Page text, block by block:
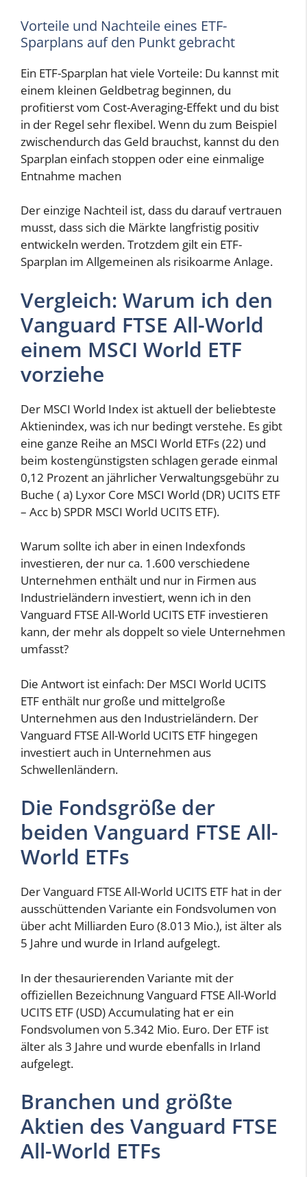
Vorteile und Nachteile eines ETF-
Sparplans auf den Punkt gebracht
Ein ETF-Sparplan hat viele Vorteile: Du kannst mit
einem kleinen Geldbetrag beginnen, du
profitierst vom Cost-Averaging-Effekt und du bist
in der Regel sehr flexibel. Wenn du zum Beispiel
zwischendurch das Geld brauchst, kannst du den
Sparplan einfach stoppen oder eine einmalige
Entnahme machen
Der einzige Nachteil ist, dass du darauf vertrauen
musst, dass sich die Märkte langfristig positiv
entwickeln werden. Trotzdem gilt ein ETF-
Sparplan im Allgemeinen als risikoarme Anlage.
Vergleich: Warum ich den
Vanguard FTSE All-World
einem MSCI World ETF
vorziehe
Der MSCI World Index ist aktuell der beliebteste
Aktienindex, was ich nur bedingt verstehe. Es gibt
eine ganze Reihe an MSCI World ETFs (22) und
beim kostengünstigsten schlagen gerade einmal
0,12 Prozent an jährlicher Verwaltungsgebühr zu
Buche ( a) Lyxor Core MSCI World (DR) UCITS ETF
– Acc b) SPDR MSCI World UCITS ETF).
Warum sollte ich aber in einen Indexfonds
investieren, der nur ca. 1.600 verschiedene
Unternehmen enthält und nur in Firmen aus
Industrieländern investiert, wenn ich in den
Vanguard FTSE All-World UCITS ETF investieren
kann, der mehr als doppelt so viele Unternehmen
umfasst?
Die Antwort ist einfach: Der MSCI World UCITS
ETF enthält nur große und mittelgroße
Unternehmen aus den Industrieländern. Der
Vanguard FTSE All-World UCITS ETF hingegen
investiert auch in Unternehmen aus
Schwellenländern.
Die Fondsgröße der
beiden Vanguard FTSE All-
World ETFs
Der Vanguard FTSE All-World UCITS ETF hat in der
ausschüttenden Variante ein Fondsvolumen von
über acht Milliarden Euro (8.013 Mio.), ist älter als
5 Jahre und wurde in Irland aufgelegt.
In der thesaurierenden Variante mit der
offiziellen Bezeichnung Vanguard FTSE All-World
UCITS ETF (USD) Accumulating hat er ein
Fondsvolumen von 5.342 Mio. Euro. Der ETF ist
älter als 3 Jahre und wurde ebenfalls in Irland
aufgelegt.
Branchen und größte
Aktien des Vanguard FTSE
All-World ETFs